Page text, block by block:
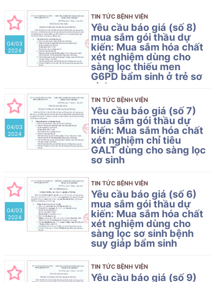
04/03
2024
TIN TỨC BỆNH VIỆN
Yêu cầu báo giá (số 8)
mua sắm gói thầu dự
kiến: Mua sắm hóa chất
xét nghiệm dùng cho
sàng lọc thiếu men
G6PD bẩm sinh ở trẻ sơ
sinh
Bệnh viện Phụ Sản có nhu cầu tiếp
nhận báo giá để tham khảo, xây
dựng giá gói thầu, làm cơ sở tổ
chức lựa chọn nhà thầu mua sắm
gói thầu dự kiến: Mua sắm hóa chất
xét nghiệm dùng cho sàng lọc thiếu
men G6PD bẩm sinh ở trẻ sơ sinh
04/03
2024
TIN TỨC BỆNH VIỆN
Yêu cầu báo giá (số 7)
mua sắm gói thầu dự
kiến: Mua sắm hóa chất
xét nghiệm chỉ tiêu
GALT dùng cho sàng lọc
sơ sinh
Bệnh viện Phụ Sản có nhu cầu tiếp
nhận báo giá để tham khảo, xây
dựng giá gói thầu, làm cơ sở tổ
chức lựa chọn nhà thầu mua sắm
gói thầu dự kiến: Mua sắm hóa chất
xét nghiệm chỉ tiêu GALT dùng cho
sàng lọc sơ sinh của Bệnh viện Phụ
Sản Hải Phòng
04/03
2024
TIN TỨC BỆNH VIỆN
Yêu cầu báo giá (số 6)
mua sắm gói thầu dự
kiến: Mua sắm hóa chất
xét nghiệm dùng cho
sàng lọc sơ sinh bệnh
suy giáp bẩm sinh
Bệnh viện Phụ Sản có nhu cầu tiếp
nhận báo giá để tham khảo, xây
dựng giá gói thầu, làm cơ sở tổ
TIN TỨC BỆNH VIỆN
Yêu cầu báo giá (số 9)